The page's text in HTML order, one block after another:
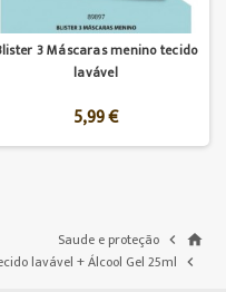
3 Máscaras menino tecido
lavável
5,99 €
home

Saude e proteção

lavável + Álcool Gel 25ml